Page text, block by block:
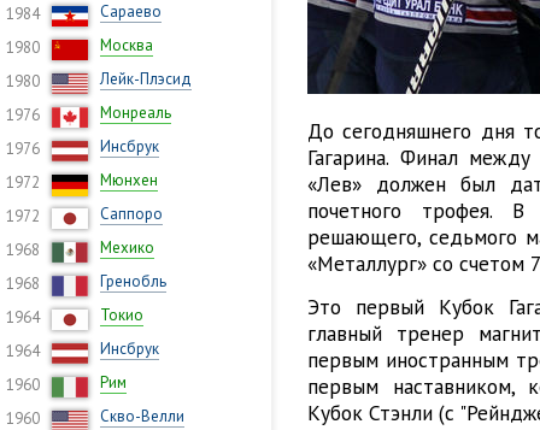
1984
Сараево
1980
Москва
1980
Лейк-Плэсид
1976
Монреаль
1976
Инсбрук
1972
Мюнхен
1972
Саппоро
1968
Мехико
1968
Гренобль
1964
Токио
1964
Инсбрук
1960
Рим
1960
Скво-Велли
До сегодняшнего дня
Гагарина. Финал
«Лев» должен был
почетного трофея.
решающего, седьмого
«Металлург» со счетом
Это первый Кубок
главный тренер
первым иностранным
первым наставником,
Кубок Стэнли (с